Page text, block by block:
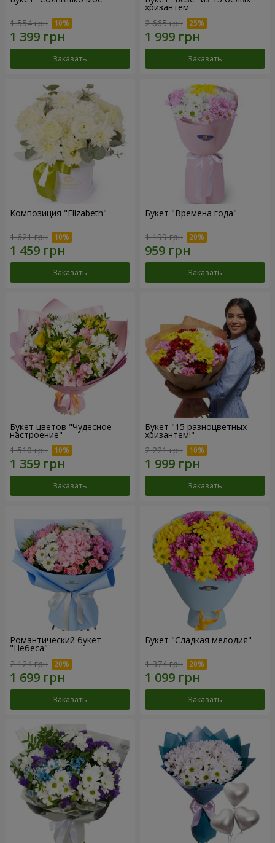
1 554 грн
Заказать
хризантем
2 665 грн
Заказать
Композиция "Elizabeth"
1 621 грн
Заказать
Букет "Времена года"
1 199 грн
Заказать
Букет цветов "Чудесное
настроение"
1 510 грн
Заказать
Букет "15 разноцветных
хризантем!"
2 221 грн
Заказать
Романтический букет
"Небеса"
2 124 грн
Заказать
Букет "Сладкая мелодия"
1 374 грн
Заказать